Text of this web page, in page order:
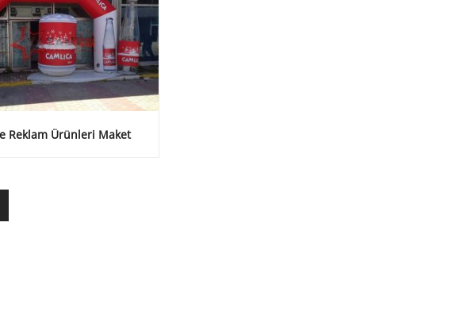
Reklam Ürünleri Maket